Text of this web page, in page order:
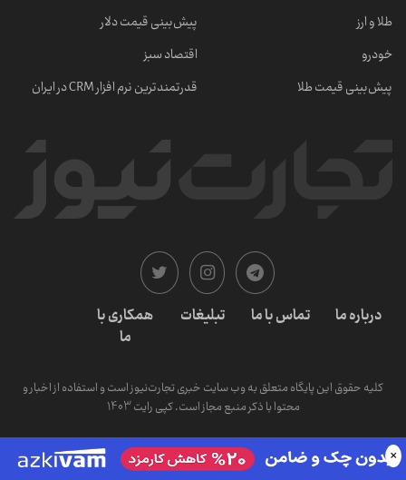
طلا و ارز
خودرو
پیش‌بینی قیمت طلا
پیش‌بینی قیمت دلار
اقتصاد سبز
قدرتمندترین نرم‌ افزار CRM در ایران
درباره ما تماس با ما تبلیغات
همکاری با
ما
کلیه حقوق این پایگاه متعلق به وب سایت خبری تجارت‌نیوز است و استفاده از اخبار و
محتوا با ذکر منبع مجاز است. کپی رایت 1403
×